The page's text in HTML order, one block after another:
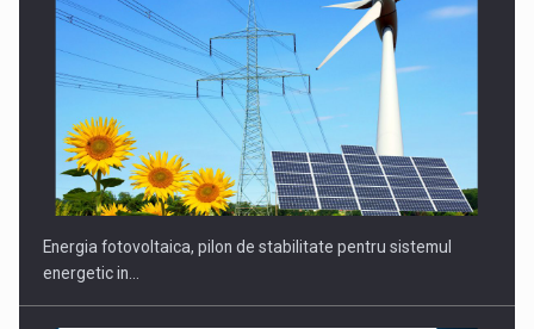
CEO Conference - Shaping The Future - Technology and…
Energia fotovoltaica, pilon de stabilitate pentru sistemul
energetic in…